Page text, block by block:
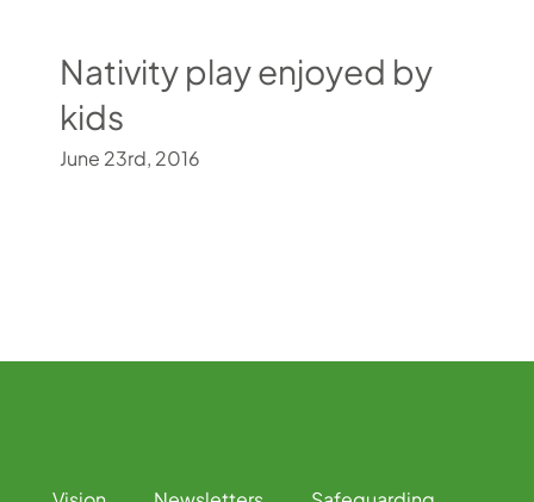
Nativity play enjoyed by
kids
June 23rd, 2016